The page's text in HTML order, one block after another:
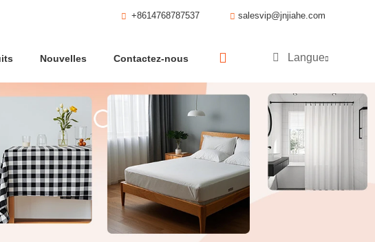
Nouvelles Contactez-nous
+8614768787537 salesvip@jnjiahe.com
Langue